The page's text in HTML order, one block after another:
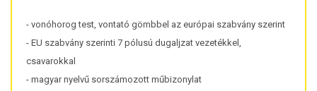
- vonóhorog test, vontató gömbbel az európai szabvány szerint
- EU szabvány szerinti 7 pólusú dugaljzat vezetékkel,
csavarokkal
- magyar nyelvű sorszámozott műbizonylat